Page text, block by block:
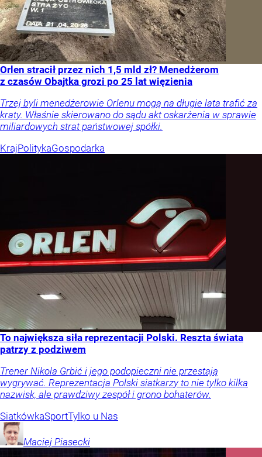
Orlen stracił przez nich 1,5 mld zł? Menedżerom
z czasów Obajtka grozi po 25 lat więzienia
Trzej byli menedżerowie Orlenu mogą na długie lata trafić za
kraty. Właśnie skierowano do sądu akt oskarżenia w sprawie
miliardowych strat państwowej spółki.
KrajPolitykaGospodarka
To największa siła reprezentacji Polski. Reszta świata
patrzy z podziwem
Trener Nikola Grbić i jego podopieczni nie przestają
wygrywać. Reprezentacja Polski siatkarzy to nie tylko kilka
nazwisk, ale prawdziwy zespół i grono bohaterów.
SiatkówkaSportTylko u Nas
Maciej Piasecki